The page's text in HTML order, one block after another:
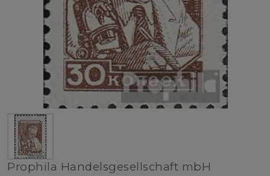
Prophila Handelsgesellschaft mbH